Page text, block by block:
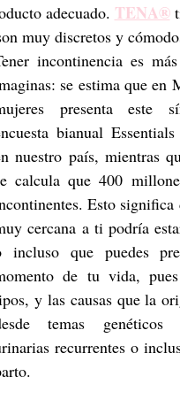
adecuado. TENA®
muy discretos y
incontinencia es
se estima que en
presenta este
bianual
nuestro país, mientras
calcula que 400
Esto significa
cercana a ti podría
incluso que puedes
de tu vida,
y las causas que la
temas genéticos
recurrentes o